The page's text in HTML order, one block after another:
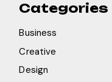
Categories
Business
Creative
Design